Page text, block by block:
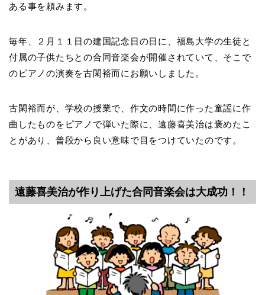
ある事を頼みます。
毎年、２月１１日の建国記念日の日に、福島大学の生徒と
付属の子供たちとの合同音楽会が開催されていて、そこで
のピアノの演奏を古閑裕而にお願いしました。
古閑裕而が、学校の授業で、作文の時間に作った童謡に作
曲したものをピアノで弾いた際に、遠藤喜美治は褒めたこ
とがあり、普段から良い意味で目をつけていたのです。
遠藤喜美治が作り上げた合同音楽会は大成功！！